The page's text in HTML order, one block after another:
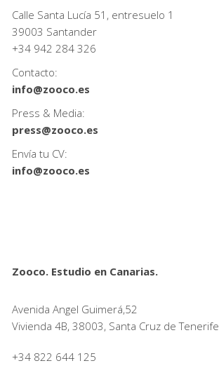
Calle Santa Lucía 51, entresuelo 1
39003 Santander
+34 942 284 326
Contacto:
info@zooco.es
Press & Media:
press@zooco.es
Envía tu CV:
info@zooco.es
Zooco. Estudio en Canarias.
Avenida Angel Guimerá,52
Vivienda 4B, 38003, Santa Cruz de Tenerife
+34 822 644 125